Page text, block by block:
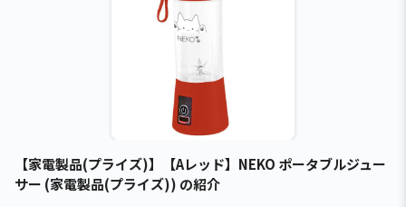
【家電製品(プライズ)】【Aレッド】NEKO ポータブルジュー
サー (家電製品(プライズ)) の紹介